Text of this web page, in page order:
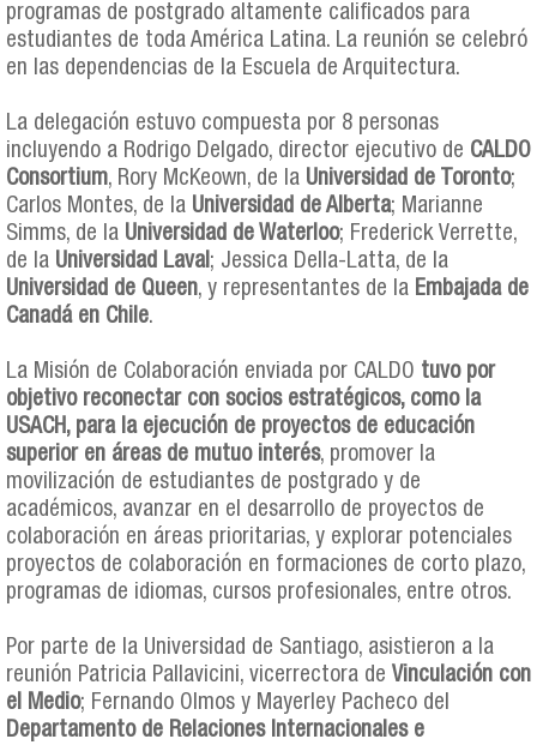
programas de postgrado altamente calificados para
estudiantes de toda América Latina. La reunión se celebró
en las dependencias de la Escuela de Arquitectura.
La delegación estuvo compuesta por 8 personas
incluyendo a Rodrigo Delgado, director ejecutivo de CALDO
Consortium, Rory McKeown, de la Universidad de Toronto;
Carlos Montes, de la Universidad de Alberta; Marianne
Simms, de la Universidad de Waterloo; Frederick Verrette,
de la Universidad Laval ; Jessica Della-Latta, de la
Universidad de Queen, y representantes de la Embajada de
Canadá en Chile.
La Misión de Colaboración enviada por CALDO tuvo por
objetivo reconectar con socios estratégicos, como la
USACH, para la ejecución de proyectos de educación
superior en áreas de mutuo interés, promover la
movilización de estudiantes de postgrado y de
académicos, avanzar en el desarrollo de proyectos de
colaboración en áreas prioritarias, y explorar potenciales
proyectos de colaboración en formaciones de corto plazo,
programas de idiomas, cursos profesionales, entre otros.
Por parte de la Universidad de Santiago, asistieron a la
reunión Patricia Pallavicini, vicerrectora de Vinculación con
el Medio; Fernando Olmos y Mayerley Pacheco del
Departamento de Relaciones Internacionales e